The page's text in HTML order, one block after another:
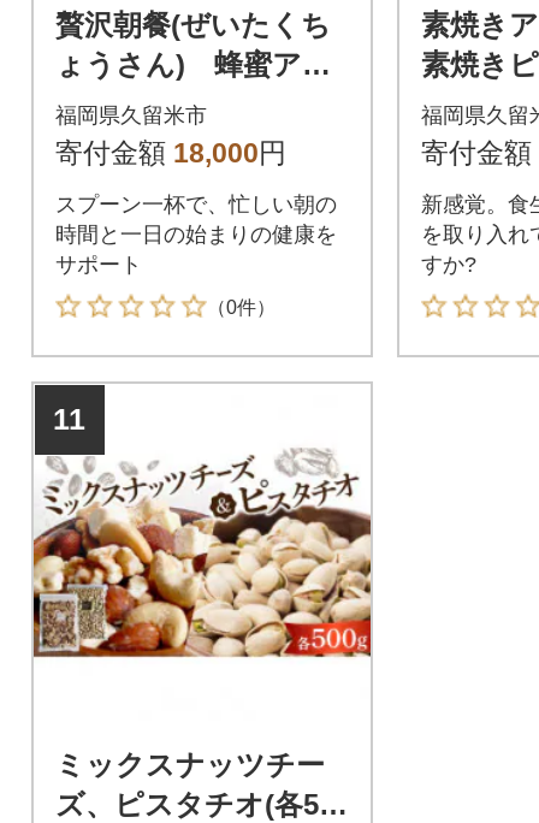
贅沢朝餐(ぜいたくち
ょうさん) 蜂蜜アー
モンド&ナッツ×6個セ
ット
福岡県久留米市
寄付金額 18,000円
スプーン一杯で、忙しい朝の
時間と一日の始まりの健康を
サポート
（0件）
素焼き
素焼き
贅沢朝
ょうさ
福岡県久留
寄付金額
新感覚。食
を取り入れ
すか?
11
ミックスナッツチー
ズ、ピスタチオ(各50